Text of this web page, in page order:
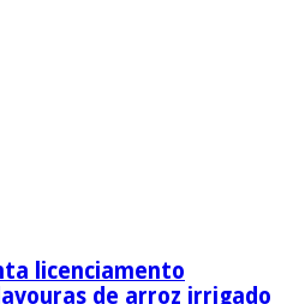
licenciamento
de arroz irrigado